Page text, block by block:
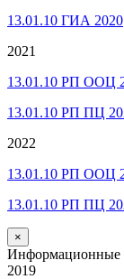
13.01.10 ГИА 2020
2021
13.01.10 РП ООЦ
13.01.10 РП ПЦ
2022
13.01.10 РП ООЦ
13.01.10 РП ПЦ
×
Информационные
2019